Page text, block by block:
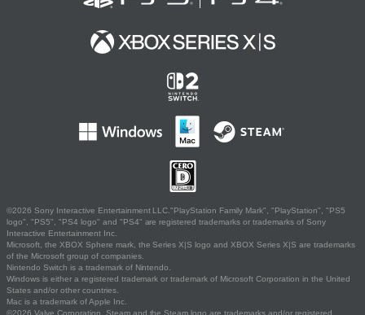
©2026 Sony Interactive Entertainment LLC."PlayStation Family Mark", "PlayStation", "PS5
logo", "PS5", "PS4 logo" and "PS4" are registered trademarks or trademarks of Sony
Interactive Entertainment Inc.
Microsoft, the XBOX Sphere mark, the Series X|S logo and XBOX Series X|S are trademarks
of the Microsoft group of companies.
Nintendo Switch is a trademark of Nintendo.
Windows is either a registered trademark or trademark of Microsoft Corporation in the United
States and/or other countries.
Mac is a trademark of Apple Inc.
©2026 Valve Corporation. Steam and the Steam logo are trademarks and/or registered